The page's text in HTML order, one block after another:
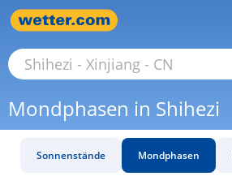
Mondphasen in Shihezi
Sonnenstände Mondphasen